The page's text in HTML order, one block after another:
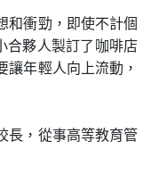
和衝勁，即使不計個
合夥人製訂了咖啡店
年輕人向上流動，
長，從事高等教育管